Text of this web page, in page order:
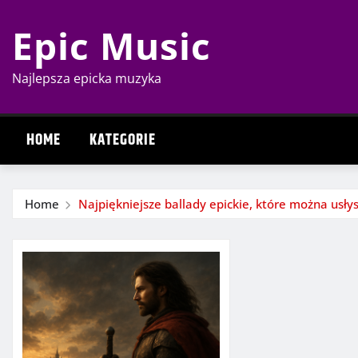
content
Epic Music
Najlepsza epicka muzyka
HOME KATEGORIE
Home Najpiękniejsze ballady epickie, które można